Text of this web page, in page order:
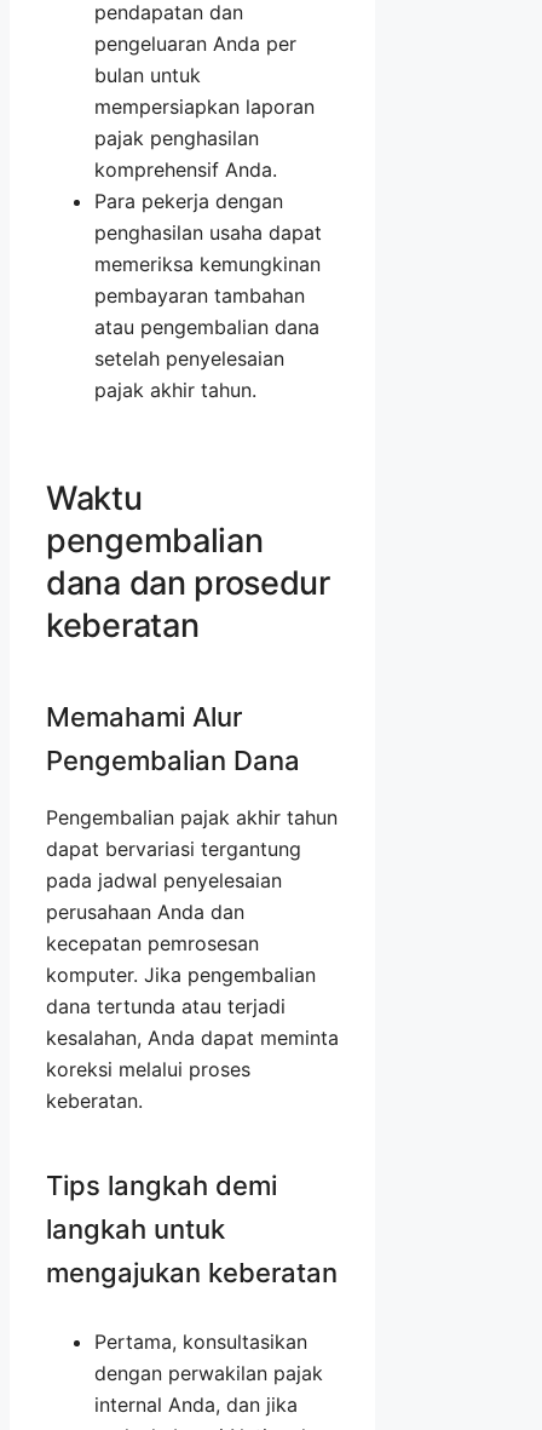
pendapatan dan
pengeluaran Anda per
bulan untuk
mempersiapkan laporan
pajak penghasilan
komprehensif Anda.
Para pekerja dengan
penghasilan usaha dapat
memeriksa kemungkinan
pembayaran tambahan
atau pengembalian dana
setelah penyelesaian
pajak akhir tahun.
Waktu
pengembalian
dana dan prosedur
keberatan
Memahami Alur
Pengembalian Dana
Pengembalian pajak akhir tahun
dapat bervariasi tergantung
pada jadwal penyelesaian
perusahaan Anda dan
kecepatan pemrosesan
komputer. Jika pengembalian
dana tertunda atau terjadi
kesalahan, Anda dapat meminta
koreksi melalui proses
keberatan.
Tips langkah demi
langkah untuk
mengajukan keberatan
Pertama, konsultasikan
dengan perwakilan pajak
internal Anda, dan jika